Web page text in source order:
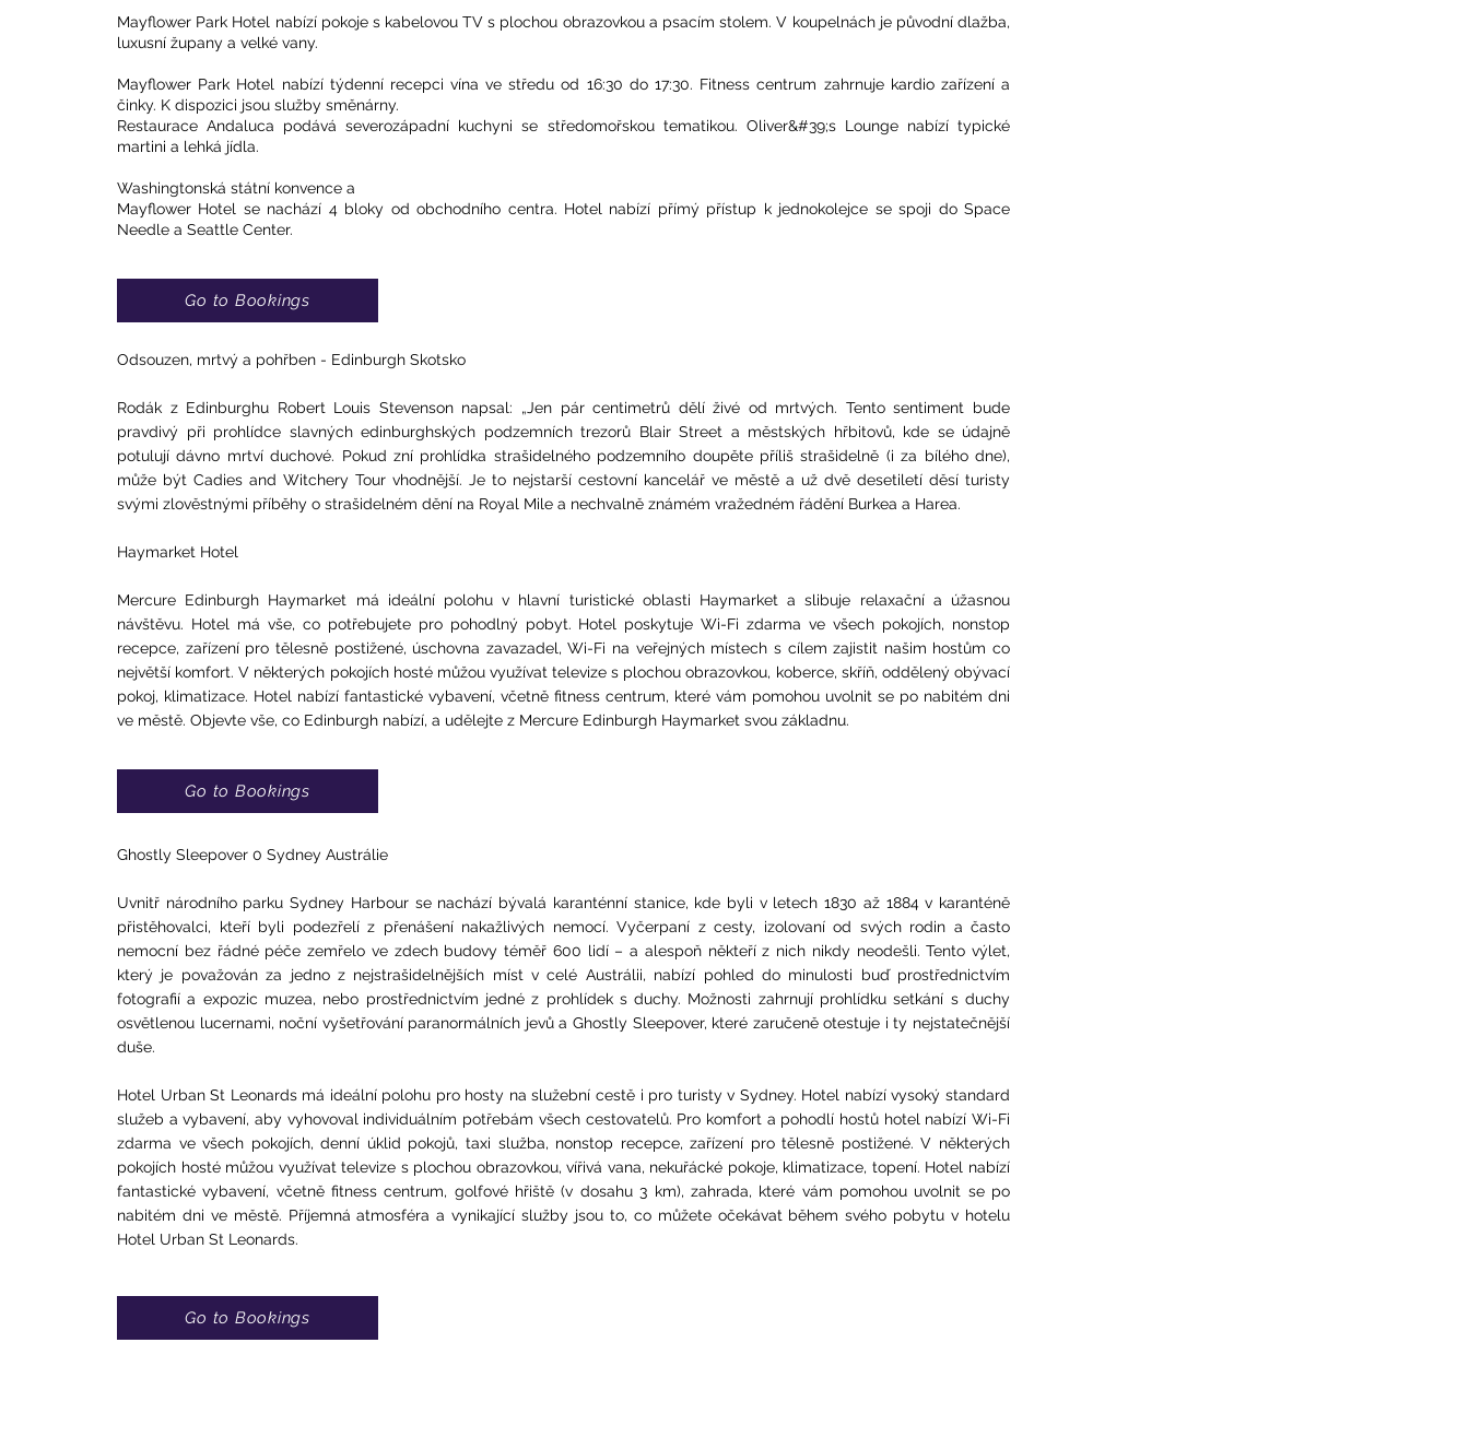
Mayflower Park Hotel nabízí pokoje s kabelovou TV s plochou obrazovkou a psacím stolem. V koupelnách je původní dlažba,
luxusní župany a velké vany.
Mayflower Park Hotel nabízí týdenní recepci vína ve středu od 16:30 do 17:30. Fitness centrum zahrnuje kardio zařízení a
činky. K dispozici jsou služby směnárny.
Restaurace Andaluca podává severozápadní kuchyni se středomořskou tematikou. Oliver&#39;s Lounge nabízí typické
martini a lehká jídla.
Washingtonská státní konvence a
Mayflower Hotel se nachází 4 bloky od obchodního centra. Hotel nabízí přímý přístup k jednokolejce se spoji do Space
Needle a Seattle Center.
Go to Bookings
Odsouzen, mrtvý a pohřben - Edinburgh Skotsko
Rodák z Edinburghu Robert Louis Stevenson napsal: „Jen pár centimetrů dělí živé od mrtvých. Tento sentiment bude
pravdivý při prohlídce slavných edinburghských podzemních trezorů Blair Street a městských hřbitovů, kde se údajně
potulují dávno mrtví duchové. Pokud zní prohlídka strašidelného podzemního doupěte příliš strašidelně (i za bílého dne),
může být Cadies and Witchery Tour vhodnější. Je to nejstarší cestovní kancelář ve městě a už dvě desetiletí děsí turisty
svými zlověstnými příběhy o strašidelném dění na Royal Mile a nechvalně známém vražedném řádění Burkea a Harea.
Haymarket Hotel
Mercure Edinburgh Haymarket má ideální polohu v hlavní turistické oblasti Haymarket a slibuje relaxační a úžasnou
návštěvu. Hotel má vše, co potřebujete pro pohodlný pobyt. Hotel poskytuje Wi-Fi zdarma ve všech pokojích, nonstop
recepce, zařízení pro tělesně postižené, úschovna zavazadel, Wi-Fi na veřejných místech s cílem zajistit našim hostům co
největší komfort. V některých pokojích hosté můžou využívat televize s plochou obrazovkou, koberce, skříň, oddělený obývací
pokoj, klimatizace. Hotel nabízí fantastické vybavení, včetně fitness centrum, které vám pomohou uvolnit se po nabitém dni
ve městě. Objevte vše, co Edinburgh nabízí, a udělejte z Mercure Edinburgh Haymarket svou základnu.
Go to Bookings
Ghostly Sleepover 0 Sydney Austrálie
Uvnitř národního parku Sydney Harbour se nachází bývalá karanténní stanice, kde byli v letech 1830 až 1884 v karanténě
přistěhovalci, kteří byli podezřelí z přenášení nakažlivých nemocí. Vyčerpaní z cesty, izolovaní od svých rodin a často
nemocní bez řádné péče zemřelo ve zdech budovy téměř 600 lidí – a alespoň někteří z nich nikdy neodešli. Tento výlet,
který je považován za jedno z nejstrašidelnějších míst v celé Austrálii, nabízí pohled do minulosti buď prostřednictvím
fotografií a expozic muzea, nebo prostřednictvím jedné z prohlídek s duchy. Možnosti zahrnují prohlídku setkání s duchy
osvětlenou lucernami, noční vyšetřování paranormálních jevů a Ghostly Sleepover, které zaručeně otestuje i ty nejstatečnější
duše.
Hotel Urban St Leonards má ideální polohu pro hosty na služební cestě i pro turisty v Sydney. Hotel nabízí vysoký standard
služeb a vybavení, aby vyhovoval individuálním potřebám všech cestovatelů. Pro komfort a pohodlí hostů hotel nabízí Wi-Fi
zdarma ve všech pokojích, denní úklid pokojů, taxi služba, nonstop recepce, zařízení pro tělesně postižené. V některých
pokojích hosté můžou využívat televize s plochou obrazovkou, vířivá vana, nekuřácké pokoje, klimatizace, topení. Hotel nabízí
fantastické vybavení, včetně fitness centrum, golfové hřiště (v dosahu 3 km), zahrada, které vám pomohou uvolnit se po
nabitém dni ve městě. Příjemná atmosféra a vynikající služby jsou to, co můžete očekávat během svého pobytu v hotelu
Hotel Urban St Leonards.
Go to Bookings